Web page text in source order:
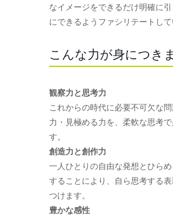
なイメージをできるだけ明確に
にできるようファシリテートして
こんな力が身につき
観察力と思考力
これからの時代に必要不可欠な
力・見極める力を、柔軟な思考
す。
創造力と創作力
一人ひとりの自由な発想とひら
することにより、自ら思考する
つけます。
豊かな感性